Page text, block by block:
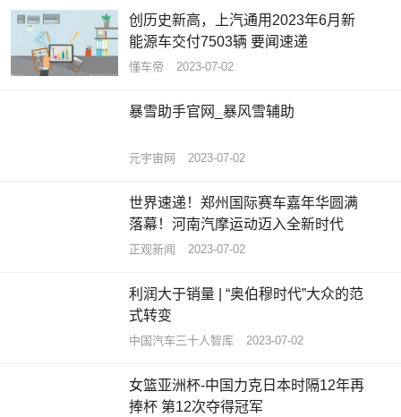
创历史新高，上汽通用2023年6月新
能源车交付7503辆 要闻速递
懂车帝 2023-07-02
暴雪助手官网_暴风雪辅助
元宇宙网 2023-07-02
世界速递！郑州国际赛车嘉年华圆满
落幕！河南汽摩运动迈入全新时代
正观新闻 2023-07-02
利润大于销量 | “奥伯穆时代”大众的范
式转变
中国汽车三十人智库 2023-07-02
女篮亚洲杯-中国力克日本时隔12年再
捧杯 第12次夺得冠军